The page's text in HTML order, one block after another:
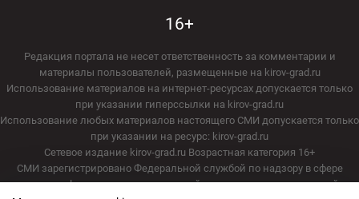
16+
Редакция портала не несет ответственность за комментарии и
материалы пользователей, размещенные на kirov-grad.ru
Использование материалов на интернет-ресурсах допускается только
при указании гиперссылки на kirov-grad.ru
Использование любых материалов настоящего СМИ допускается только
при указании на ресурс: kirov-grad.ru
Сетевое издание kirov-grad.ru Возрастная категория 16+
СМИ зарегистрировано Федеральной службой по надзору в сфере
связи, информационных технологий и массовых коммуникаций